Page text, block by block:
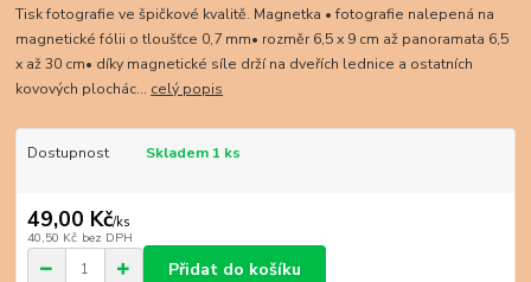
Tisk fotografie ve špičkové kvalitě. Magnetka • fotografie nalepená na
magnetické fólii o tloušťce 0,7 mm• rozměr 6,5 x 9 cm až panoramata 6,5
x až 30 cm• díky magnetické síle drží na dveřích lednice a ostatních
kovových plochác... celý popis
Dostupnost Skladem 1 ks
49,00 Kč/ks
40,50 Kč bez DPH
Přidat do košíku